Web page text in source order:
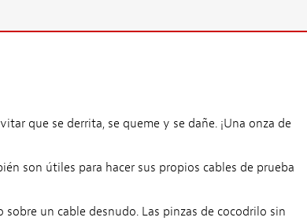
que se derrita, se queme y se dañe. ¡Una onza de
son útiles para hacer sus propios cables de prueba
un cable desnudo. Las pinzas de cocodrilo sin